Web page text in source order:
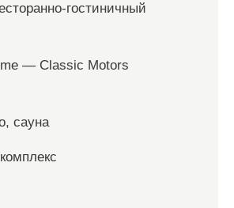
гостиничный
— Classic Motors
сауна